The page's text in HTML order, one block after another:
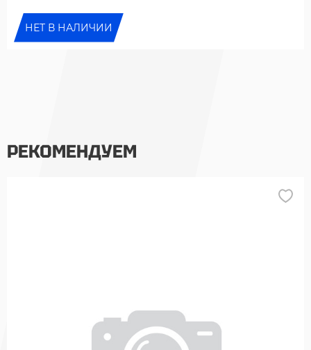
НЕТ В НАЛИЧИИ
РЕКОМЕНДУЕМ